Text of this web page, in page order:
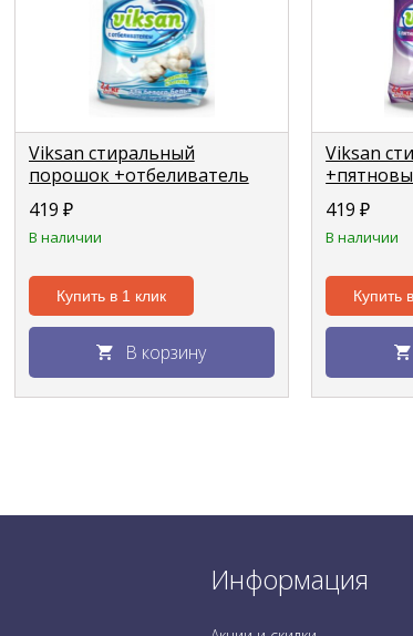
Viksan стиральный
порошок +отбеливатель
для белого "Цветок хлопка"
2,4кг
419 ₽
В наличии
Купить в 1 клик
В корзину
Viksan
лаванда"
419₽
В наличии
Купить
Информация